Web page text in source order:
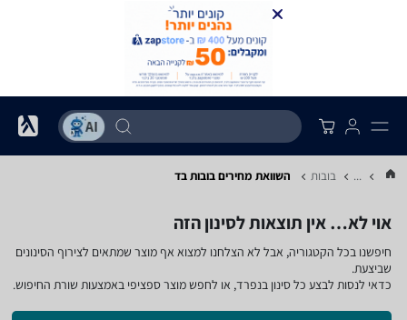
... בובות השוואת מחירים בובות ‏בד
אוי לא… אין תוצאות לסינון הזה
חיפשנו בכל הקטגוריה, אבל לא הצלחנו למצוא אף מוצר שמתאים לצירוף הסינונים
שביצעת.
כדאי לנסות לבצע כל סינון בנפרד, או לחפש מוצר ספציפי באמצעות שורת החיפוש.